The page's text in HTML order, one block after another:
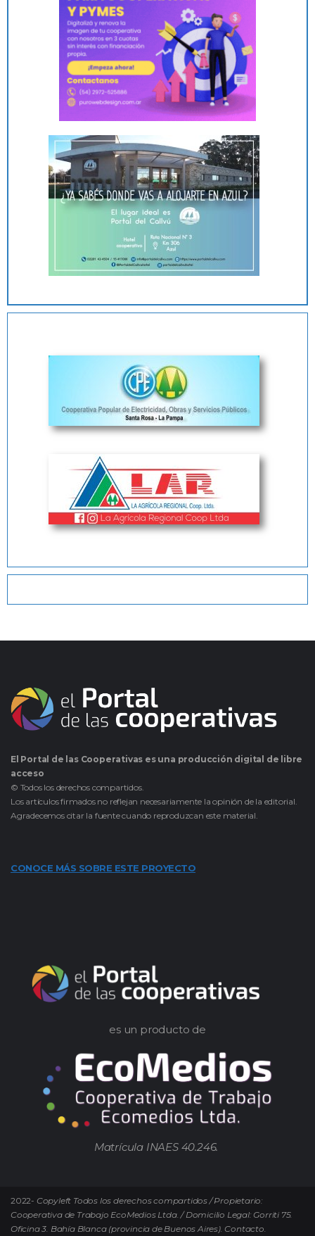
El Portal de las Cooperativas es una producción digital de libre
acceso
© Todos los derechos compartidos.
Los artículos firmados no reflejan necesariamente la opinión de la editorial.
Agradecemos citar la fuente cuando reproduzcan este material.
CONOCE MÁS SOBRE ESTE PROYECTO
es un producto de
Matrícula INAES 40.246.
2022- Copyleft Todos los derechos compartidos / Propietario:
Cooperativa de Trabajo EcoMedios Ltda. / Domicilio Legal: Gorriti 75.
Oficina 3. Bahía Blanca (provincia de Buenos Aires). Contacto.